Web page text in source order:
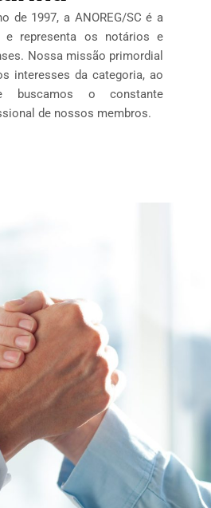
de 1997, a ANOREG/SC é a
e representa os notários e
Nossa missão primordial
interesses da categoria, ao
buscamos o constante
de nossos membros.